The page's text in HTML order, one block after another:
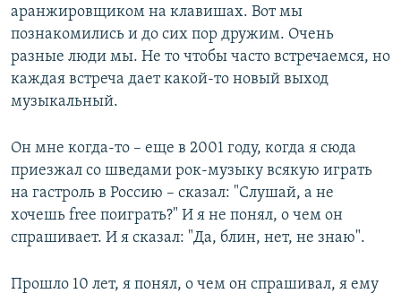
аранжировщиком на клавишах. Вот мы
познакомились и до сих пор дружим. Очень
разные люди мы. Не то чтобы часто встречаемся, но
каждая встреча дает какой-то новый выход
музыкальный.
Он мне когда-то – еще в 2001 году, когда я сюда
приезжал со шведами рок-музыку всякую играть
на гастроль в Россию – сказал: "Слушай, а не
хочешь free поиграть?" И я не понял, о чем он
спрашивает. И я сказал: "Да, блин, нет, не знаю".
Прошло 10 лет, я понял, о чем он спрашивал, я ему